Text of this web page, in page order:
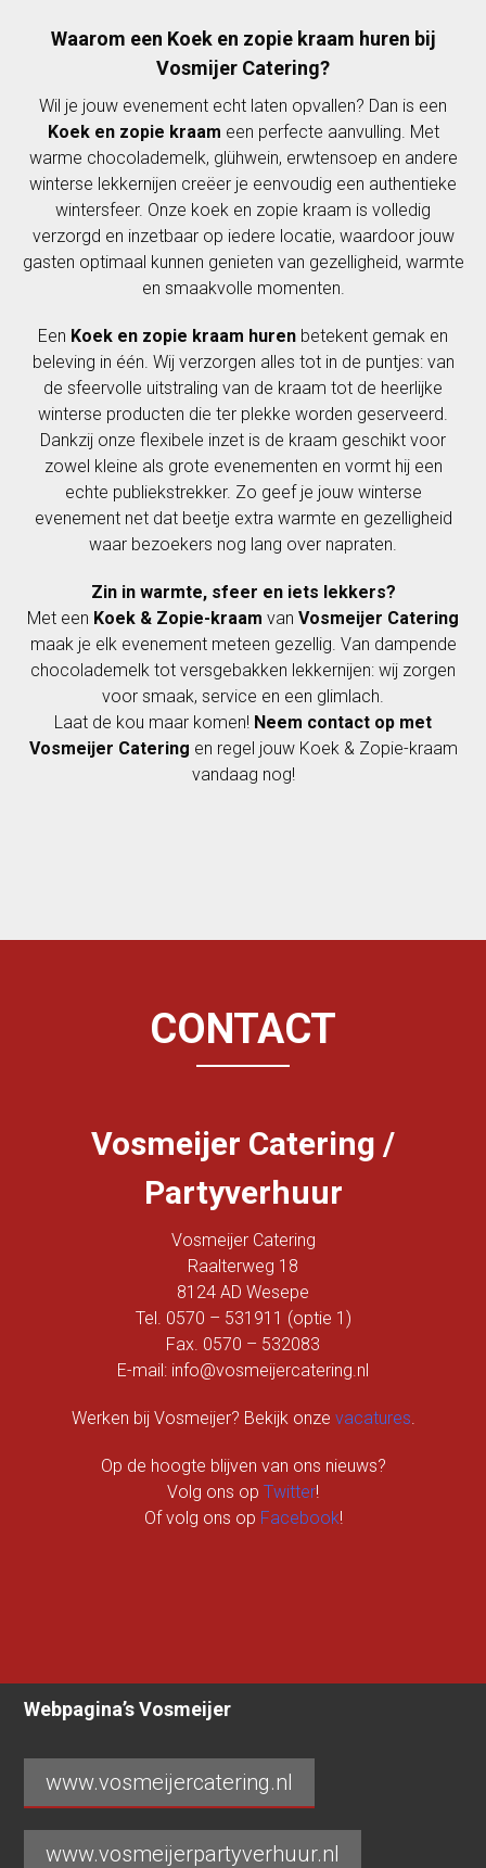
Waarom een Koek en zopie kraam huren bij
Vosmijer Catering?
Wil je jouw evenement echt laten opvallen? Dan is een
Koek en zopie kraam een perfecte aanvulling. Met
warme chocolademelk, glühwein, erwtensoep en andere
winterse lekkernijen creëer je eenvoudig een authentieke
wintersfeer. Onze koek en zopie kraam is volledig
verzorgd en inzetbaar op iedere locatie, waardoor jouw
gasten optimaal kunnen genieten van gezelligheid, warmte
en smaakvolle momenten.
Een Koek en zopie kraam huren betekent gemak en
beleving in één. Wij verzorgen alles tot in de puntjes: van
de sfeervolle uitstraling van de kraam tot de heerlijke
winterse producten die ter plekke worden geserveerd.
Dankzij onze flexibele inzet is de kraam geschikt voor
zowel kleine als grote evenementen en vormt hij een
echte publiekstrekker. Zo geef je jouw winterse
evenement net dat beetje extra warmte en gezelligheid
waar bezoekers nog lang over napraten.
Zin in warmte, sfeer en iets lekkers?
Met een Koek & Zopie-kraam van Vosmeijer Catering
maak je elk evenement meteen gezellig. Van dampende
chocolademelk tot versgebakken lekkernijen: wij zorgen
voor smaak, service en een glimlach.
Laat de kou maar komen! Neem contact op met
Vosmeijer Catering en regel jouw Koek & Zopie-kraam
vandaag nog!
CONTACT
Vosmeijer Catering /
Partyverhuur
Vosmeijer Catering
Raalterweg 18
8124 AD Wesepe
Tel. 0570 – 531911 (optie 1)
Fax. 0570 – 532083
E-mail: info@vosmeijercatering.nl
Werken bij Vosmeijer? Bekijk onze vacatures
Op de hoogte blijven van ons nieuws?
Volg ons op Twitter!
Of volg ons op Facebook!
Webpagina’s Vosmeijer
www.vosmeijercatering.nl
www.vosmeijerpartyverhuur.nl